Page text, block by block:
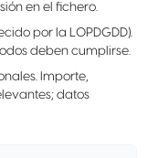
en el fichero.
por la LOPDGDD).
deben cumplirse.
Importe,
datos